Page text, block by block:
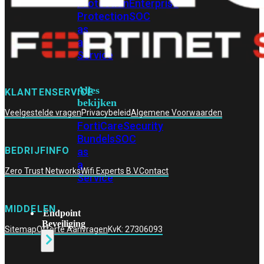
ProtectionEnterprise
ProtectionSOC
as
a
Service
Alles
bekijken
FortiCareSecurity
BundelsSOC
as
a
Service
Endpoint
Beveiliging
KLANTENSERVICE
Veelgestelde vragenPrivacybeleidAlgemene Voorwaarden
BEDRIJFINFO
Zero Trust NetworksWifi Experts B.V.Contact
MIDDELEN
SitemapOfferte AanvragenKvK: 27306093